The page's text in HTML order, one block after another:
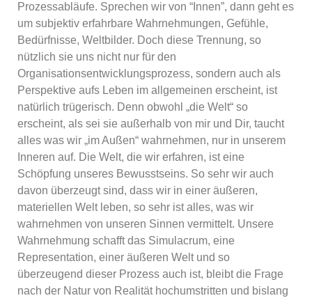
Prozessabläufe. Sprechen wir von “Innen”, dann geht es
um subjektiv erfahrbare Wahrnehmungen, Gefühle,
Bedürfnisse, Weltbilder. Doch diese Trennung, so
nützlich sie uns nicht nur für den
Organisationsentwicklungsprozess, sondern auch als
Perspektive aufs Leben im allgemeinen erscheint, ist
natürlich trügerisch. Denn obwohl „die Welt“ so
erscheint, als sei sie außerhalb von mir und Dir, taucht
alles was wir „im Außen“ wahrnehmen, nur in unserem
Inneren auf. Die Welt, die wir erfahren, ist eine
Schöpfung unseres Bewusstseins. So sehr wir auch
davon überzeugt sind, dass wir in einer äußeren,
materiellen Welt leben, so sehr ist alles, was wir
wahrnehmen von unseren Sinnen vermittelt. Unsere
Wahrnehmung schafft das Simulacrum, eine
Representation, einer äußeren Welt und so
überzeugend dieser Prozess auch ist, bleibt die Frage
nach der Natur von Realität hochumstritten und bislang